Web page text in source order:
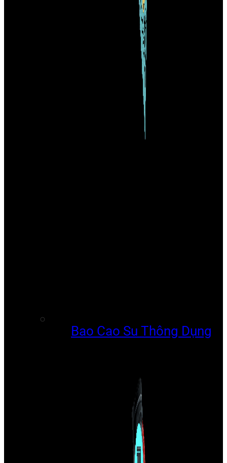
Bao Cao Su Thông Dụng